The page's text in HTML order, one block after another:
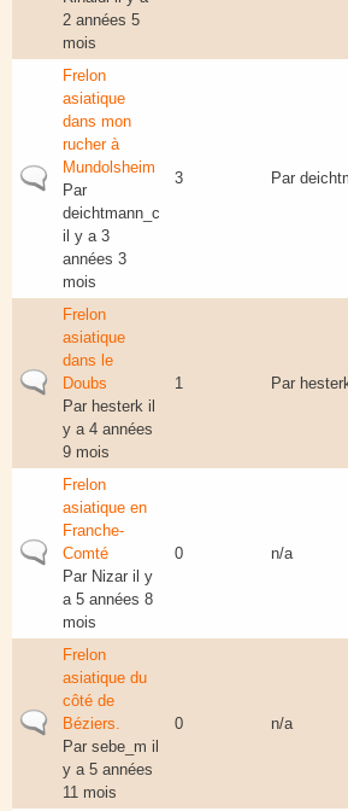
2 années 5
mois
Sujet normal
Frelon
asiatique
dans mon
rucher à
Mundolsheim
Par
deichtmann_c
il y a 3
années 3
mois
3 Par
Sujet normal
Frelon
asiatique
dans le
Doubs
Par hesterk il
y a 4 années
9 mois
1 Par
Sujet normal
Frelon
asiatique en
Franche-
Comté
Par Nizar il y
a 5 années 8
mois
0 n/a
Sujet normal
Frelon
asiatique du
côté de
Béziers.
Par sebe_m il
y a 5 années
11 mois
0 n/a